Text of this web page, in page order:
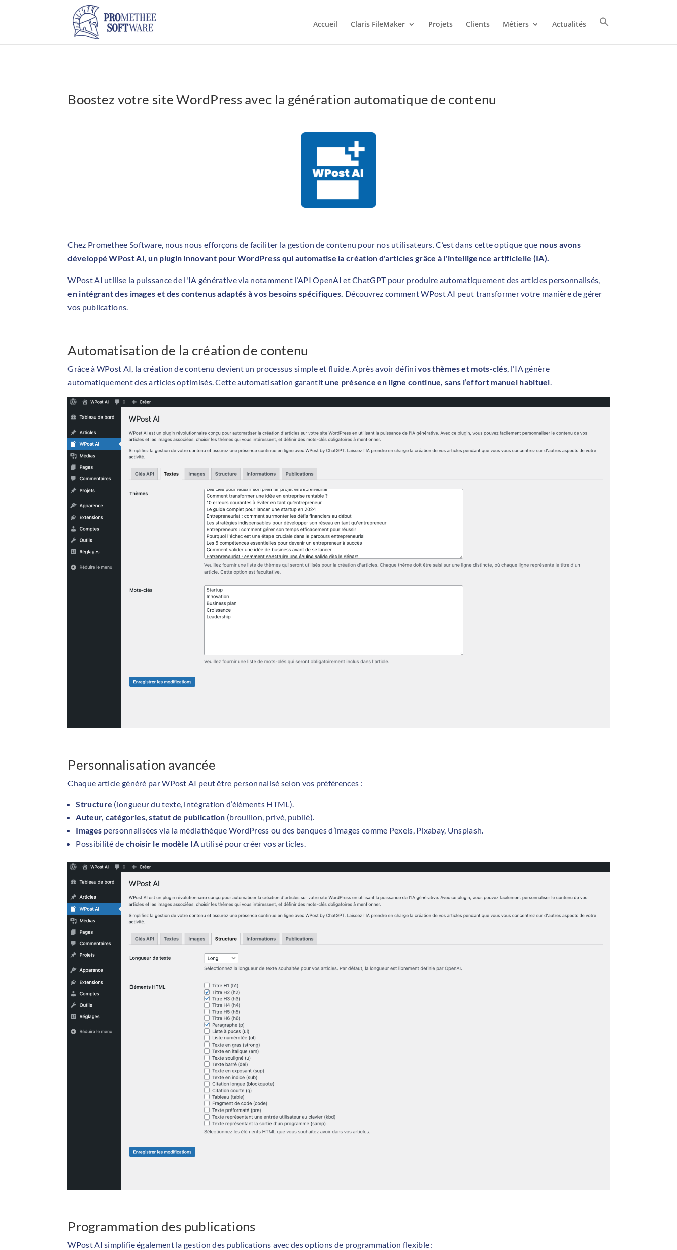
Accueil Claris FileMaker Projets Clients Métiers Actualités
Boostez votre site WordPress avec la génération automatique de contenu
Chez Promethee Software, nous nous efforçons de faciliter la gestion de contenu pour nos utilisateurs. C’est dans cette optique que nous avons
développé WPost AI, un plugin innovant pour WordPress qui automatise la création d'articles grâce à l'intelligence artificielle (IA).
WPost AI utilise la puissance de l'IA générative via notamment l’API OpenAI et ChatGPT pour produire automatiquement des articles personnalisés,
en intégrant des images et des contenus adaptés à vos besoins spécifiques. Découvrez comment WPost AI peut transformer votre manière de gérer
vos publications.
Automatisation de la création de contenu
Grâce à WPost AI, la création de contenu devient un processus simple et fluide. Après avoir définivos thèmes et mots-clés , l'IA génère
automatiquement des articles optimisés. Cette automatisation garantitune présence en ligne continue, sans l’effort manuel habituel
Personnalisation avancée
Chaque article généré par WPost AI peut être personnalisé selon vos préférences :
Structure (longueur du texte, intégration d’éléments HTML).
Auteur, catégories, statut de publication (brouillon, privé, publié).
Images personnalisées via la médiathèque WordPress ou des banques d’images comme Pexels, Pixabay, Unsplash.
Possibilité de choisir le modèle IAutilisé pour créer vos articles.
Programmation des publications
WPost AI simplifie également la gestion des publications avec des options de programmation flexible :